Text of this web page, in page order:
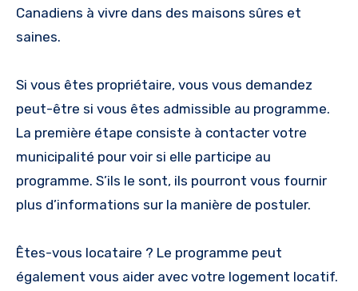
Canadiens à vivre dans des maisons sûres et
saines.
Si vous êtes propriétaire, vous vous demandez
peut-être si vous êtes admissible au programme.
La première étape consiste à contacter votre
municipalité pour voir si elle participe au
programme. S’ils le sont, ils pourront vous fournir
plus d’informations sur la manière de postuler.
Êtes-vous locataire ? Le programme peut
également vous aider avec votre logement locatif.